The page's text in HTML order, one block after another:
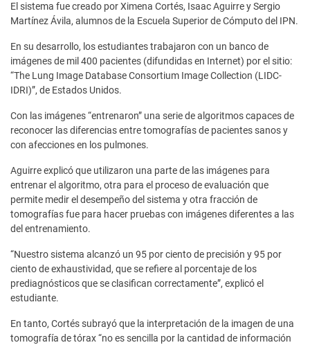
El sistema fue creado por Ximena Cortés, Isaac Aguirre y Sergio
Martínez Ávila, alumnos de la Escuela Superior de Cómputo del IPN.
En su desarrollo, los estudiantes trabajaron con un banco de
imágenes de mil 400 pacientes (difundidas en Internet) por el sitio:
“The Lung Image Database Consortium Image Collection (LIDC-
IDRI)”, de Estados Unidos.
Con las imágenes “entrenaron” una serie de algoritmos capaces de
reconocer las diferencias entre tomografías de pacientes sanos y
con afecciones en los pulmones.
Aguirre explicó que utilizaron una parte de las imágenes para
entrenar el algoritmo, otra para el proceso de evaluación que
permite medir el desempeño del sistema y otra fracción de
tomografías fue para hacer pruebas con imágenes diferentes a las
del entrenamiento.
“Nuestro sistema alcanzó un 95 por ciento de precisión y 95 por
ciento de exhaustividad, que se refiere al porcentaje de los
prediagnósticos que se clasifican correctamente”, explicó el
estudiante.
En tanto, Cortés subrayó que la interpretación de la imagen de una
tomografía de tórax “no es sencilla por la cantidad de información